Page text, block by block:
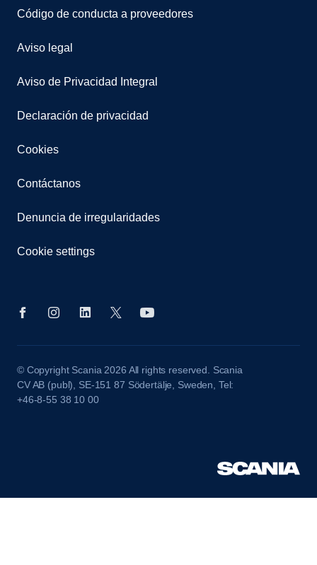
Código de conducta a proveedores
Aviso legal
Aviso de Privacidad Integral
Declaración de privacidad
Cookies
Contáctanos
Denuncia de irregularidades
Cookie settings
© Copyright Scania 2026 All rights reserved. Scania
CV AB (publ), SE-151 87 Södertälje, Sweden, Tel:
+46-8-55 38 10 00